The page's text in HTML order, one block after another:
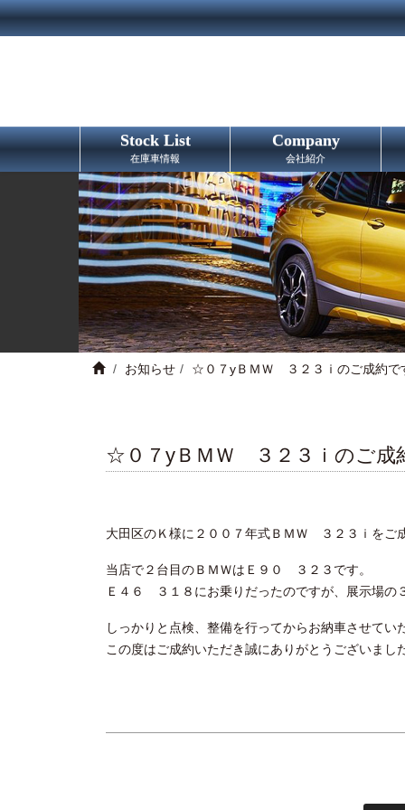
Stock List
在庫車情報
Company
会社紹介
お知らせ ☆０７yＢＭＷ ３２３ｉのご成約
☆０７yＢＭＷ ３２３ｉのご成
大田区のＫ様に２００７年式ＢＭＷ ３２３ｉをご
当店で２台目のＢＭＷはＥ９０ ３２３です。
Ｅ４６ ３１８にお乗りだったのですが、展示場の
しっかりと点検、整備を行ってからお納車させて
この度はご成約いただき誠にありがとうございまし